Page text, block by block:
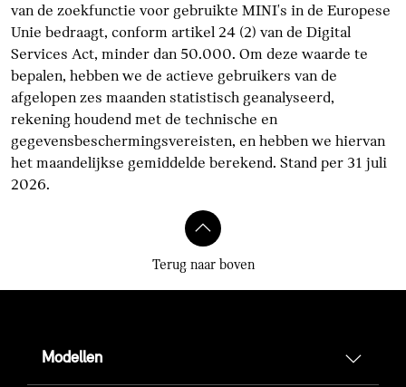
van de zoekfunctie voor gebruikte MINI's in de Europese
Unie bedraagt, conform artikel 24 (2) van de Digital
Services Act, minder dan 50.000. Om deze waarde te
bepalen, hebben we de actieve gebruikers van de
afgelopen zes maanden statistisch geanalyseerd,
rekening houdend met de technische en
gegevensbeschermingsvereisten, en hebben we hiervan
het maandelijkse gemiddelde berekend. Stand per 31 juli
2026.
Terug naar boven
Modellen